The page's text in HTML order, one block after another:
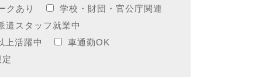
クあり
学校・財団・官公庁関連
遣スタッフ就業中
上活躍中
車通勤OK